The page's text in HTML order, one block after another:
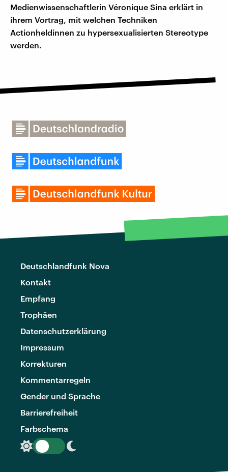
Medienwissenschaftlerin Véronique Sina erklärt in
ihrem Vortrag, mit welchen Techniken
Actionheldinnen zu hypersexualisierten Stereotype
werden.
Deutschlandfunk Nova
Kontakt
Empfang
Trophäen
Datenschutzerklärung
Impressum
Korrekturen
Kommentarregeln
Gender und Sprache
Barrierefreiheit
Farbschema